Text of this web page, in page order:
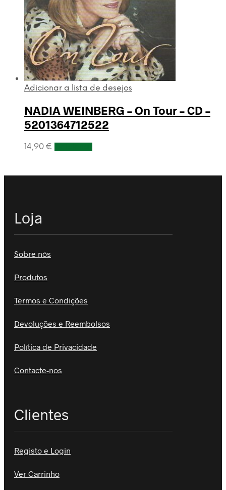
Adicionar a lista de desejos
NADIA WEINBERG – On Tour – CD –
5201364712522
14,90 €
Loja
Sobre nós
Produtos
Termos e Condições
Devoluções e Reembolsos
Política de Privacidade
Contacte-nos
Clientes
Registo e Login
Ver Carrinho